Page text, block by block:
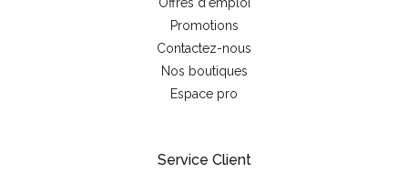
Offres d'emploi
Promotions
Contactez-nous
Nos boutiques
Espace pro
Service Client